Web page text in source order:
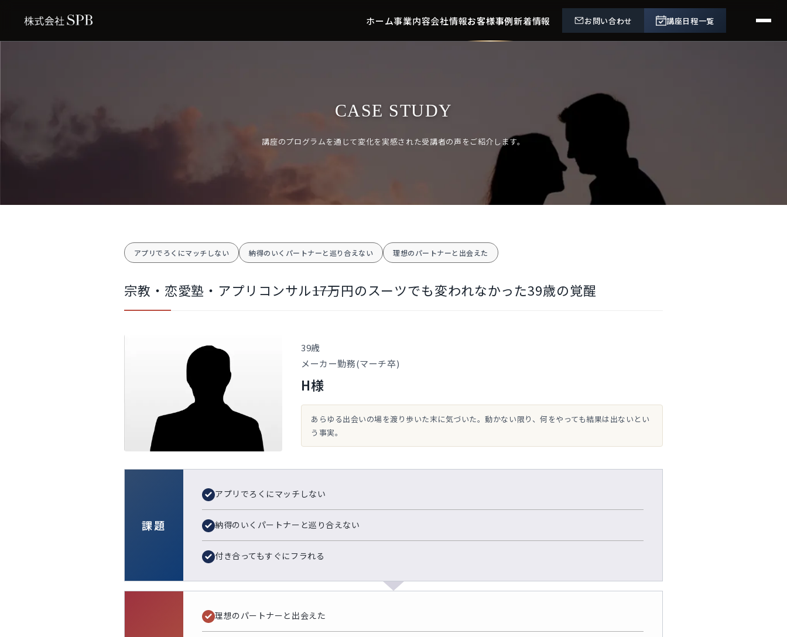
ホーム事業内容会社情報お客様事例新着情報 お問い合わせ 講座日程一覧
CASE STUDY
講座のプログラムを通じて変化を実感された受講者の声をご紹介します。
アプリでろくにマッチしない 納得のいくパートナーと巡り合えない 理想のパートナーと出会えた
宗教・恋愛塾・アプリコンサル――17万円のスーツでも変われなかった39歳の覚醒
39歳
メーカー勤務(マーチ卒)
H様
あらゆる出会いの場を渡り歩いた末に気づいた。動かない限り、何をやっても結果は出ないとい
う事実。
課題
アプリでろくにマッチしない
納得のいくパートナーと巡り合えない
付き合ってもすぐにフラれる
理想のパートナーと出会えた